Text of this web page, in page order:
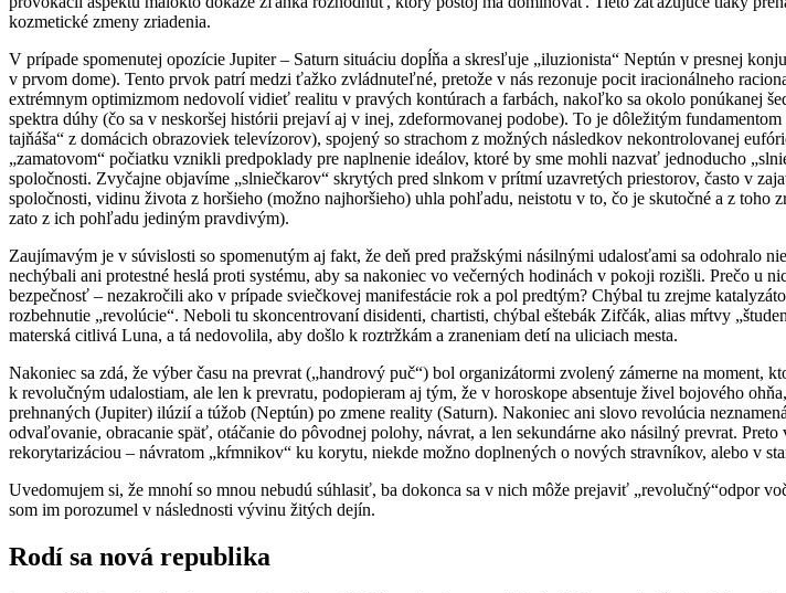
kozmetické zmeny zriadenia.
V prípade spomenutej opozície Jupiter – Saturn situáciu dopĺňa a skresľuje „iluzionista“ Neptún v presnej
v prvom dome). Tento prvok patrí medzi ťažko zvládnuteľné, pretože v nás rezonuje pocit iracionálneho
extrémnym optimizmom nedovolí vidieť realitu v pravých kontúrach a farbách, nakoľko sa okolo ponúkanej
spektra dúhy (čo sa v neskoršej histórii prejaví aj v inej, zdeformovanej podobe). To je dôležitým
tajňáša“ z domácich obrazoviek televízorov), spojený so strachom z možných následkov nekontrolovanej
„zamatovom“ počiatku vznikli predpoklady pre naplnenie ideálov, ktoré by sme mohli nazvať jednoducho
spoločnosti. Zvyčajne objavíme „slniečkarov“ skrytých pred slnkom v prítmí uzavretých priestorov, často v
spoločnosti, vidinu života z horšieho (možno najhoršieho) uhla pohľadu, neistotu v to, čo je skutočné a z
zato z ich pohľadu jediným pravdivým).
Zaujímavým je v súvislosti so spomenutým aj fakt, že deň pred pražskými násilnými udalosťami sa odohralo
nechýbali ani protestné heslá proti systému, aby sa nakoniec vo večerných hodinách v pokoji rozišli. Prečo u
bezpečnosť – nezakročili ako v prípade sviečkovej manifestácie rok a pol predtým? Chýbal tu zrejme
rozbehnutie „revolúcie“. Neboli tu skoncentrovaní disidenti, chartisti, chýbal eštebák Zifčák, alias mŕtvy
materská citlivá Luna, a tá nedovolila, aby došlo k roztržkám a zraneniam detí na uliciach mesta.
Nakoniec sa zdá, že výber času na prevrat („handrový puč“) bol organizátormi zvolený zámerne na moment,
k revolučným udalostiam, ale len k prevratu, podopieram aj tým, že v horoskope absentuje živel bojového
prehnaných (Jupiter) ilúzií a túžob (Neptún) po zmene reality (Saturn). Nakoniec ani slovo revolúcia
odvaľovanie, obracanie späť, otáčanie do pôvodnej polohy, návrat, a len sekundárne ako násilný prevrat.
rekorytarizáciou – návratom „kŕmnikov“ ku korytu, niekde možno doplnených o nových stravníkov, alebo v
Uvedomujem si, že mnohí so mnou nebudú súhlasiť, ba dokonca sa v nich môže prejaviť „revolučný“odpor
som im porozumel v následnosti vývinu žitých dejín.
Rodí sa nová republika